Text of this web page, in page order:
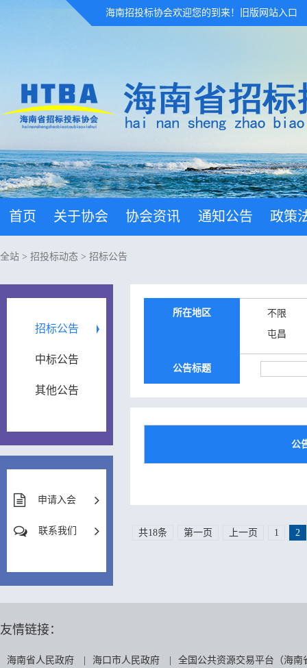
海南招投标协会欢迎您的到来！ 旧版网站入口
首页 关于协会 协会资讯 通知公告 政策
全站 > 招投标动态 > 招标公告
招标公告
中标公告
其他公告
申请入会
联系我们
所在地区
不限
屯昌
公告标题
公
共18条 第一页 上一页 1 2
友情链接：
海南省人民政府 海口市人民政府
全国公共资源交易平台（海南